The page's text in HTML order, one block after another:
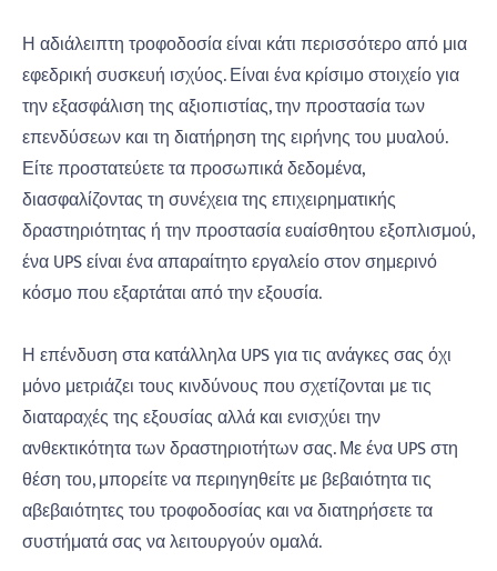
Η αδιάλειπτη τροφοδοσία είναι κάτι περισσότερο από μια
εφεδρική συσκευή ισχύος. Είναι ένα κρίσιμο στοιχείο για
την εξασφάλιση της αξιοπιστίας, την προστασία των
επενδύσεων και τη διατήρηση της ειρήνης του μυαλού.
Είτε προστατεύετε τα προσωπικά δεδομένα,
διασφαλίζοντας τη συνέχεια της επιχειρηματικής
δραστηριότητας ή την προστασία ευαίσθητου εξοπλισμού,
ένα UPS είναι ένα απαραίτητο εργαλείο στον σημερινό
κόσμο που εξαρτάται από την εξουσία.
Η επένδυση στα κατάλληλα UPS για τις ανάγκες σας όχι
μόνο μετριάζει τους κινδύνους που σχετίζονται με τις
διαταραχές της εξουσίας αλλά και ενισχύει την
ανθεκτικότητα των δραστηριοτήτων σας. Με ένα UPS στη
θέση του, μπορείτε να περιηγηθείτε με βεβαιότητα τις
αβεβαιότητες του τροφοδοσίας και να διατηρήσετε τα
συστήματά σας να λειτουργούν ομαλά.